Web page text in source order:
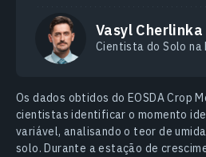
Vasyl Cherlinka
Cientista do Solo na
Os dados obtidos do EOSDA Crop
cientistas identificar o momento
variável, analisando o teor de
solo. Durante a estação de